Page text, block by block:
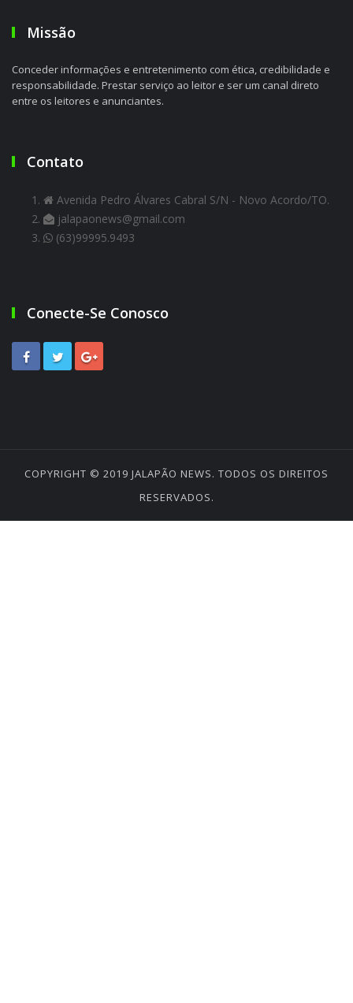
Missão
Conceder informações e entretenimento com ética, credibilidade e
responsabilidade. Prestar serviço ao leitor e ser um canal direto
entre os leitores e anunciantes.
Contato
Avenida Pedro Álvares Cabral S/N - Novo Acordo/TO.
jalapaonews@gmail.com
(63)99995.9493
Conecte-Se Conosco
COPYRIGHT © 2019 JALAPÃO NEWS. TODOS OS DIREITOS
RESERVADOS.